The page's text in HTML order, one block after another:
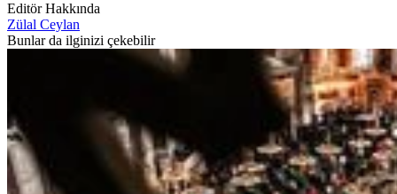
Editör Hakkında
Zülal Ceylan
Bunlar da ilginizi çekebilir